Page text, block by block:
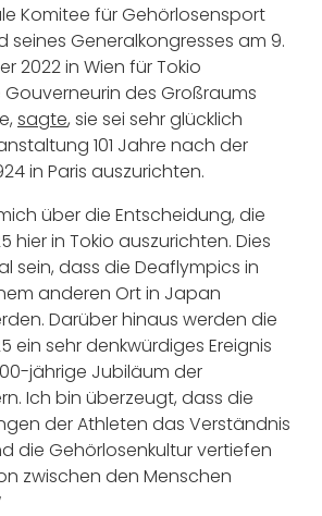
Komitee für Gehörlosensport
seines Generalkongresses am 9.
2022 in Wien für Tokio
des Großraums
sagte, sie sei sehr glücklich
101 Jahre nach der
in Paris auszurichten.
über die Entscheidung, die
hier in Tokio auszurichten. Dies
sein, dass die Deaflympics in
anderen Ort in Japan
Darüber hinaus werden die
ein sehr denkwürdiges Ereignis
jährige Jubiläum der
Ich bin überzeugt, dass die
der Athleten das Verständnis
die Gehörlosenkultur vertiefen
zwischen den Menschen